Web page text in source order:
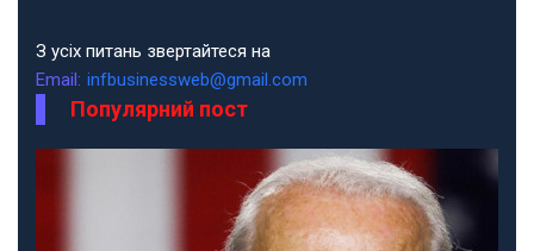
З усіх питань звертайтеся на
Email: infbusinessweb@gmail.com
Популярний пост